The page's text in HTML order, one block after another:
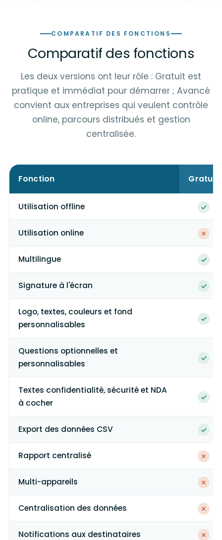
COMPARATIF DES FONCTIONS
Comparatif des fonctions
Les deux versions ont leur rôle : Gratuit est
pratique et immédiat pour démarrer ; Avancé
convient aux entreprises qui veulent contrôle
online, parcours distribués et gestion
centralisée.
Fonction Gratuit
Utilisation offline
Utilisation online
Multilingue
Signature à l'écran
Logo, textes, couleurs et fond
personnalisables
Questions optionnelles et
personnalisables
Textes confidentialité, sécurité et NDA
à cocher
Export des données CSV
Rapport centralisé
Multi-appareils
Centralisation des données
Notifications aux destinataires